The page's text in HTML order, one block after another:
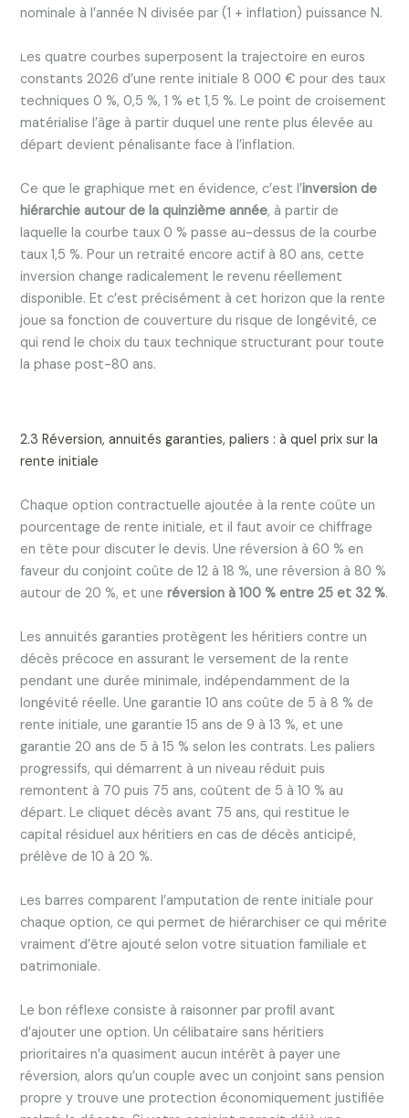
nominale à l’année N divisée par (1 + inflation) puissance N.
Les quatre courbes superposent la trajectoire en euros
constants 2026 d’une rente initiale 8 000 € pour des taux
techniques 0 %, 0,5 %, 1 % et 1,5 %. Le point de croisement
matérialise l’âge à partir duquel une rente plus élevée au
départ devient pénalisante face à l’inflation.
Ce que le graphique met en évidence, c’est l’inversion de
hiérarchie autour de la quinzième année, à partir de
laquelle la courbe taux 0 % passe au-dessus de la courbe
taux 1,5 %. Pour un retraité encore actif à 80 ans, cette
inversion change radicalement le revenu réellement
disponible. Et c’est précisément à cet horizon que la rente
joue sa fonction de couverture du risque de longévité, ce
qui rend le choix du taux technique structurant pour toute
la phase post-80 ans.
2.3 Réversion, annuités garanties, paliers : à quel prix sur la
rente initiale
Chaque option contractuelle ajoutée à la rente coûte un
pourcentage de rente initiale, et il faut avoir ce chiffrage
en tête pour discuter le devis. Une réversion à 60 % en
faveur du conjoint coûte de 12 à 18 %, une réversion à 80 %
autour de 20 %, et uneréversion à 100 % entre 25 et 32 %.
Les annuités garanties protègent les héritiers contre un
décès précoce en assurant le versement de la rente
pendant une durée minimale, indépendamment de la
longévité réelle. Une garantie 10 ans coûte de 5 à 8 % de
rente initiale, une garantie 15 ans de 9 à 13 %, et une
garantie 20 ans de 5 à 15 % selon les contrats. Les paliers
progressifs, qui démarrent à un niveau réduit puis
remontent à 70 puis 75 ans, coûtent de 5 à 10 % au
départ. Le cliquet décès avant 75 ans, qui restitue le
capital résiduel aux héritiers en cas de décès anticipé,
prélève de 10 à 20 %.
Les barres comparent l’amputation de rente initiale pour
chaque option, ce qui permet de hiérarchiser ce qui mérite
vraiment d’être ajouté selon votre situation familiale et
patrimoniale.
Le bon réflexe consiste à raisonner par profil avant
d’ajouter une option. Un célibataire sans héritiers
prioritaires n’a quasiment aucun intérêt à payer une
réversion, alors qu’un couple avec un conjoint sans pension
propre y trouve une protection économiquement justifiée